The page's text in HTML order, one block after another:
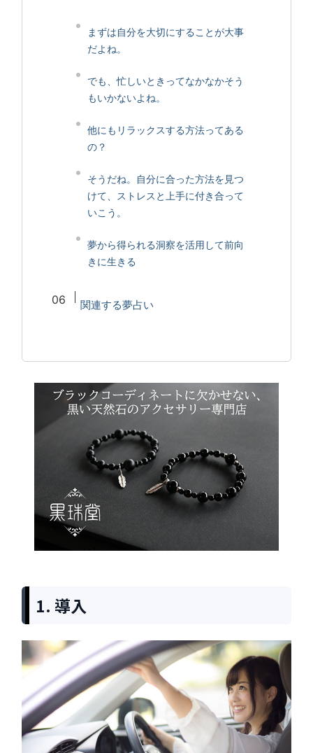
まずは自分を大切にすることが大事
だよね。
でも、忙しいときってなかなかそう
もいかないよね。
他にもリラックスする方法ってある
の？
そうだね。自分に合った方法を見つ
けて、ストレスと上手に付き合って
いこう。
夢から得られる洞察を活用して前向
きに生きる
関連する夢占い
1. 導入